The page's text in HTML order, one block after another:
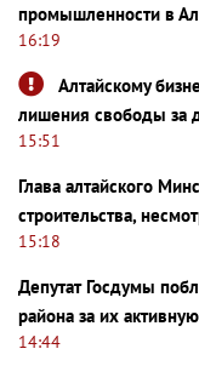
промышленности в
16:19
Алтайскому
лишения свободы за
15:51
Глава алтайского
строительства,
15:18
Депутат Госдумы
района за их
14:44